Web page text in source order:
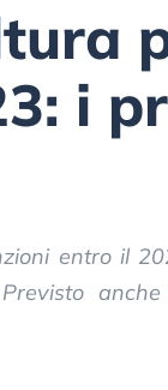
i
entro il